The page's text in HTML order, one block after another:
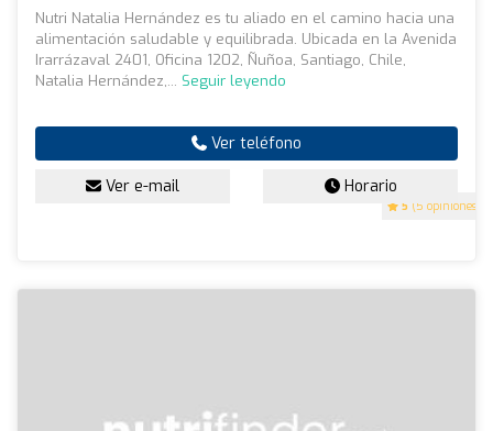
5 (5 opiniones)
Nutri Natalia Hernández es tu aliado en el camino hacia una
alimentación saludable y equilibrada. Ubicada en la Avenida
Irarrázaval 2401, Oficina 1202, Ñuñoa, Santiago, Chile,
Natalia Hernández,... Seguir leyendo
Ver teléfono
Ver e-mail Horario